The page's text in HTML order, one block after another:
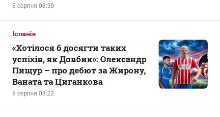
8 серпня 08:39
Іспанія
8 серпня 08:22
«Хотілося б досягти таких
успіхів, як Довбик»: Олександр
Пищур – про дебют за Жирону,
Ваната та Циганкова